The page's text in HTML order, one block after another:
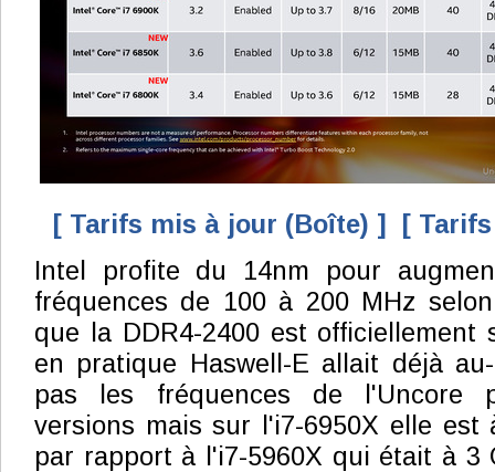
[ Tarifs mis à jour (Boîte) ]
[
Intel profite du 14nm pour
fréquences de 100 à 200 MHz
que la DDR4-2400 est officiellement
en pratique Haswell-E allait déjà
pas les fréquences de l'Uncore
versions mais sur l'i7-6950X elle est
par rapport à l'i7-5960X qui était à 3